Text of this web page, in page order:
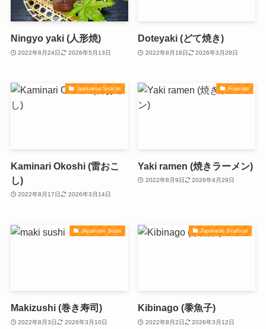
Ningyo yaki (人形焼)
2022年8月24日 2026年5月13日
Doteyaki (どて焼き)
2022年8月18日 2026年3月28日
Japanese Snacks
Kaminari Okoshi (雷おこ
し)
2022年8月17日 2026年3月14日
Fukuoka
Yaki ramen (焼きラーメン)
2022年8月9日 2026年4月29日
Japanese Sushi
Makizushi (巻き寿司)
2022年8月3日 2026年3月10日
Japanese Seafood
Kibinago (黍魚子)
2022年8月2日 2026年3月12日